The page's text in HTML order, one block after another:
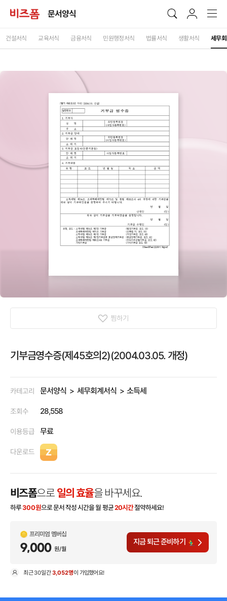
문서양식
건설서식 교육서식 금융서식 민원행정서식 법률서식 생활서식 세무
찜하기
기부금영수증(제45호의2)(2004.03.05. 개정)
카테고리 문서양식 세무회계서식 소득세
조회수 28,558
이용등급 무료
다운로드
비즈폼으로 일의 효율을 바꾸세요.
하루300원으로 문서 작성 시간을 월 평균20시간절약하세요!
프리미엄 멤버십
9,000 원/월
지금 퇴근 준비하기
최근30일간3,052명이 가입했어요!